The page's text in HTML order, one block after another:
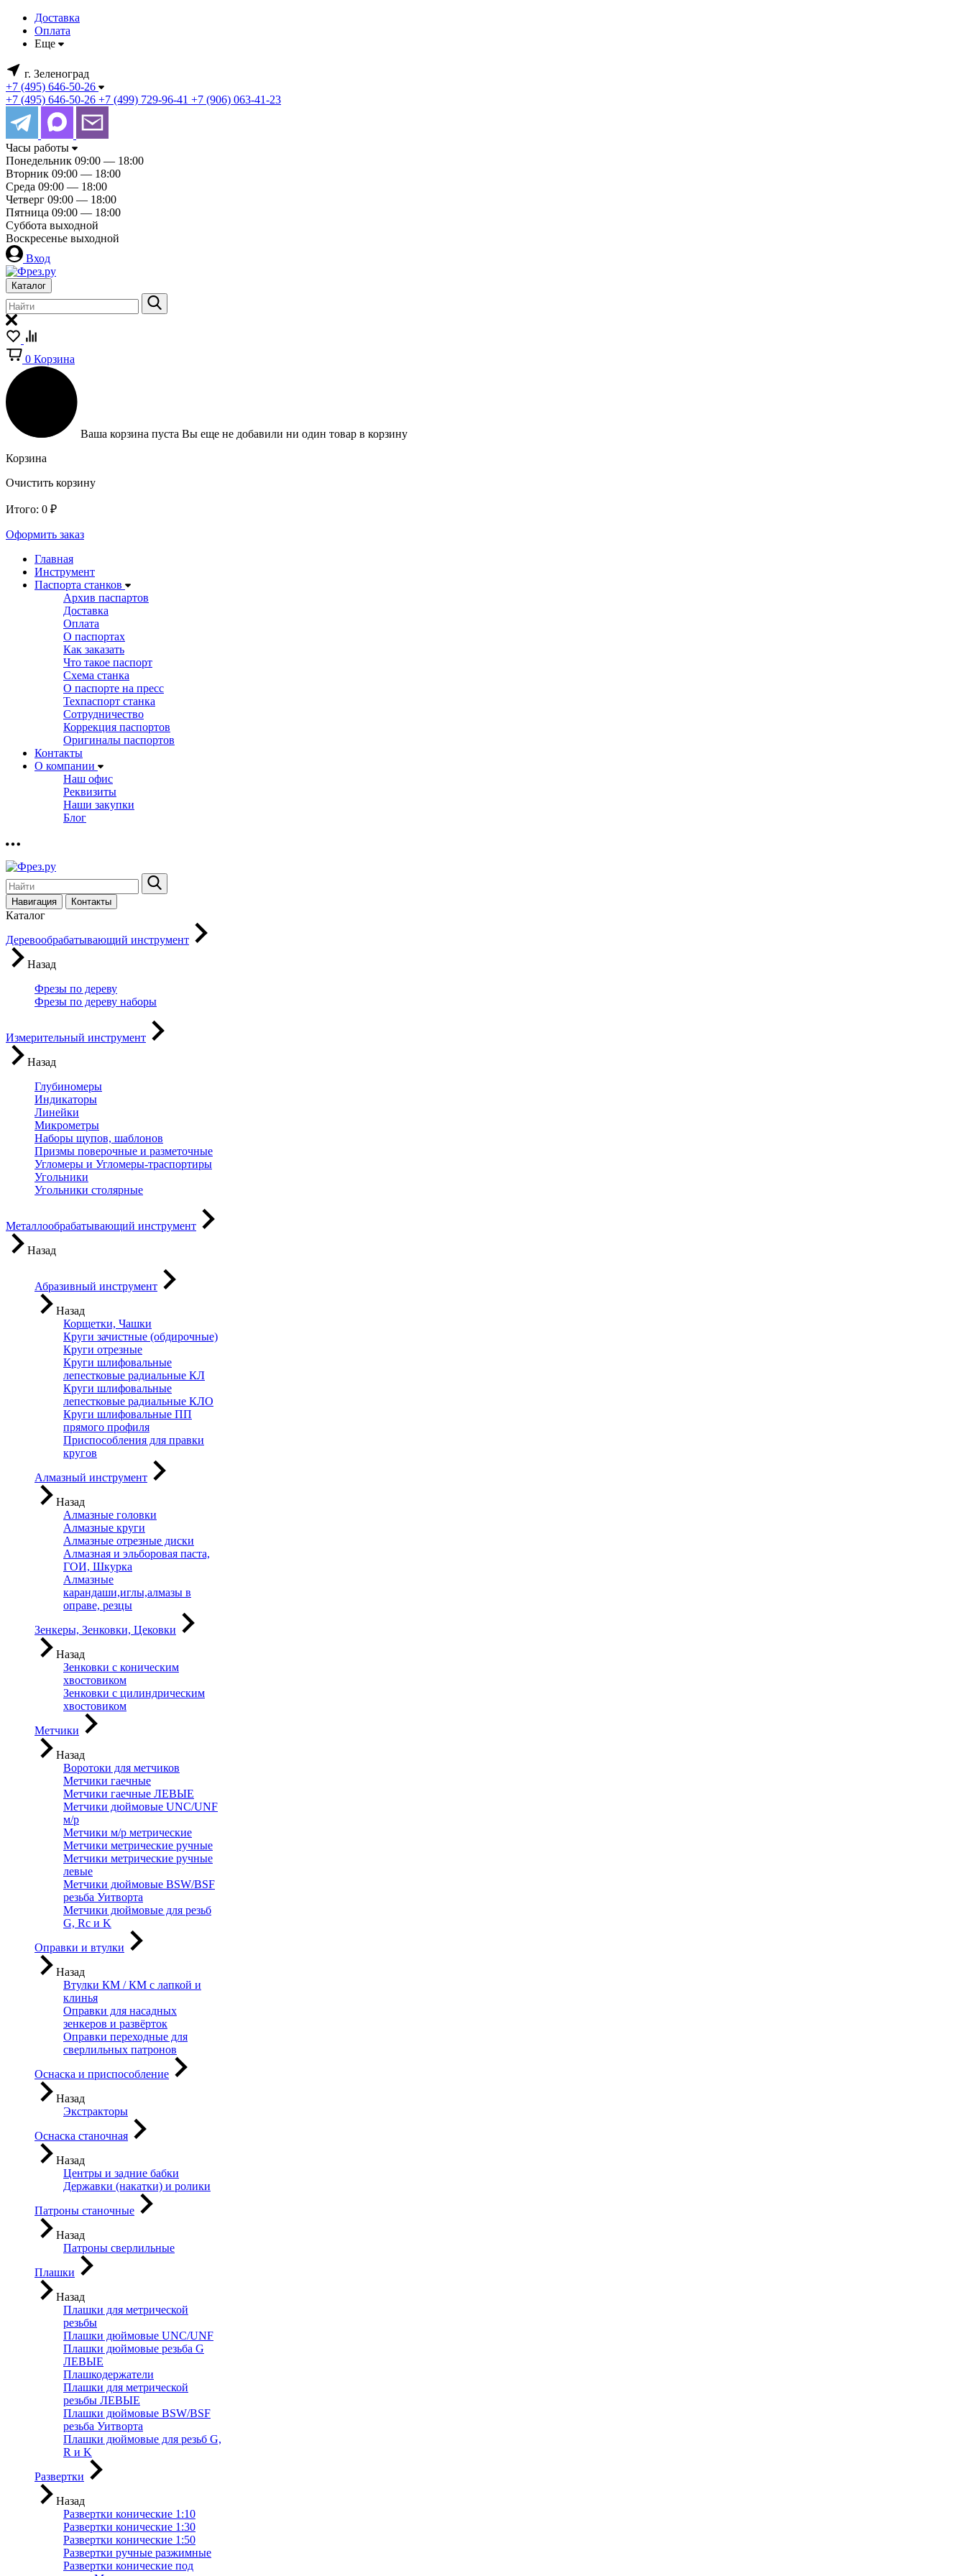
Доставка
Оплата
Еще
г. Зеленоград
+7 (495) 646-50-26
+7 (495) 646-50-26 +7 (499) 729-96-41 +7 (906) 063-41-23
Часы работы
Понедельник 09:00 — 18:00
Вторник 09:00 — 18:00
Среда 09:00 — 18:00
Четверг 09:00 — 18:00
Пятница 09:00 — 18:00
Суббота выходной
Воскресенье выходной
Вход
Каталог
0 Корзина
Ваша корзина пуста Вы еще не добавили ни один товар в корзину
Корзина
Очистить корзину
Итого: 0 ₽
Оформить заказ
Главная
Инструмент
Паспорта станков
Архив паспартов
Доставка
Оплата
О паспортах
Как заказать
Что такое паспорт
Схема станка
О паспорте на пресс
Техпаспорт станка
Сотрудничество
Коррекция паспортов
Оригиналы паспортов
Контакты
О компании
Наш офис
Реквизиты
Наши закупки
Блог
Навигация Контакты
Каталог
Деревообрабатывающий инструмент
Назад
Фрезы по дереву
Фрезы по дереву наборы
Измерительный инструмент
Назад
Глубиномеры
Индикаторы
Линейки
Микрометры
Наборы щупов, шаблонов
Призмы поверочные и разметочные
Угломеры и Угломеры-траспортиры
Угольники
Угольники столярные
Металлообрабатывающий инструмент
Назад
Абразивный инструмент
Назад
Корщетки, Чашки
Круги зачистные (обдирочные)
Круги отрезные
Круги шлифовальные
лепестковые радиальные КЛ
Круги шлифовальные
лепестковые радиальные КЛО
Круги шлифовальные ПП
прямого профиля
Приспособления для правки
кругов
Алмазный инструмент
Назад
Алмазные головки
Алмазные круги
Алмазные отрезные диски
Алмазная и эльборовая паста,
ГОИ, Шкурка
Алмазные
карандаши,иглы,алмазы в
оправе, резцы
Зенкеры, Зенковки, Цековки
Назад
Зенковки с коническим
хвостовиком
Зенковки с цилиндрическим
хвостовиком
Метчики
Назад
Воротоки для метчиков
Метчики гаечные
Метчики гаечные ЛЕВЫЕ
Метчики дюймовые UNC/UNF
м/р
Метчики м/р метрические
Метчики метрические ручные
Метчики метрические ручные
левые
Метчики дюймовые BSW/BSF
резьба Уитворта
Метчики дюймовые для резьб
G, Rc и K
Оправки и втулки
Назад
Втулки КМ / КМ с лапкой и
клинья
Оправки для насадных
зенкеров и развёрток
Оправки переходные для
сверлильных патронов
Оснаска и приспособление
Назад
Экстракторы
Оснаска станочная
Назад
Центры и задние бабки
Державки (накатки) и ролики
Патроны станочные
Назад
Патроны сверлильные
Плашки
Назад
Плашки для метрической
резьбы
Плашки дюймовые UNC/UNF
Плашки дюймовые резьба G
ЛЕВЫЕ
Плашкодержатели
Плашки для метрической
резьбы ЛЕВЫЕ
Плашки дюймовые BSW/BSF
резьба Уитворта
Плашки дюймовые для резьб G,
R и K
Развертки
Назад
Развертки конические 1:10
Развертки конические 1:30
Развертки конические 1:50
Развертки ручные разжимные
Развертки конические под